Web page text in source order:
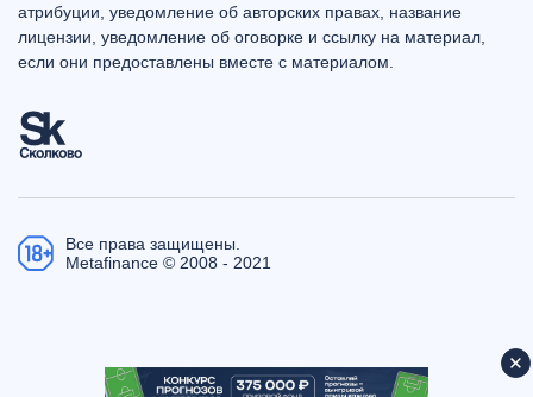
атрибуции, уведомление об авторских правах, название
лицензии, уведомление об оговорке и ссылку на материал,
если они предоставлены вместе с материалом.
Все права защищены.
Metafinance © 2008 - 2021